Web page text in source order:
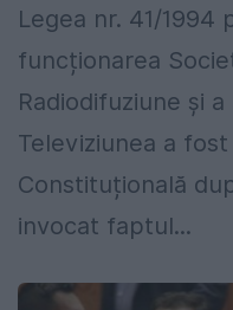
Legea nr. 41/1994
funcționarea
Radiodifuziune și
Televiziunea a
Constituțională
invocat faptul...